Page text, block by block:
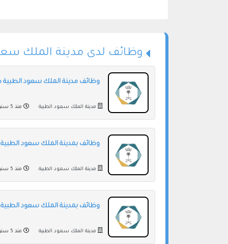
وظائف لدى مدينة الملك
وظائف مدينة الملك سعود الطبية
مدينة الملك سعود الطبية منذ 5 سنوات
وظائف بمدينة الملك سعود
مدينة الملك سعود الطبية منذ 5 سنوات
وظائف بمدينة الملك سعود الطبية
مدينة الملك سعود الطبية منذ 5 سنوات